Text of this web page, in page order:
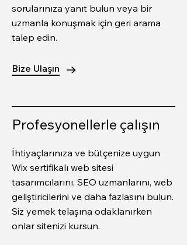
sorularınıza yanıt bulun veya bir
uzmanla konuşmak için geri arama
talep edin.
Bize Ulaşın
Profesyonellerle çalışın
İhtiyaçlarınıza ve bütçenize uygun
Wix sertifikalı web sitesi
tasarımcılarını, SEO uzmanlarını, web
geliştiricilerini ve daha fazlasını bulun.
Siz yemek telaşına odaklanırken
onlar sitenizi kursun.